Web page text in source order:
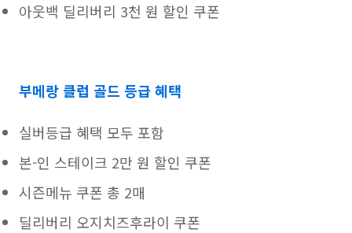
아웃백 딜리버리 3천 원 할인 쿠폰
부메랑 클럽 골드 등급 혜택
실버등급 혜택 모두 포함
본-인 스테이크 2만 원 할인 쿠폰
시즌메뉴 쿠폰 총 2매
딜리버리 오지치즈후라이 쿠폰